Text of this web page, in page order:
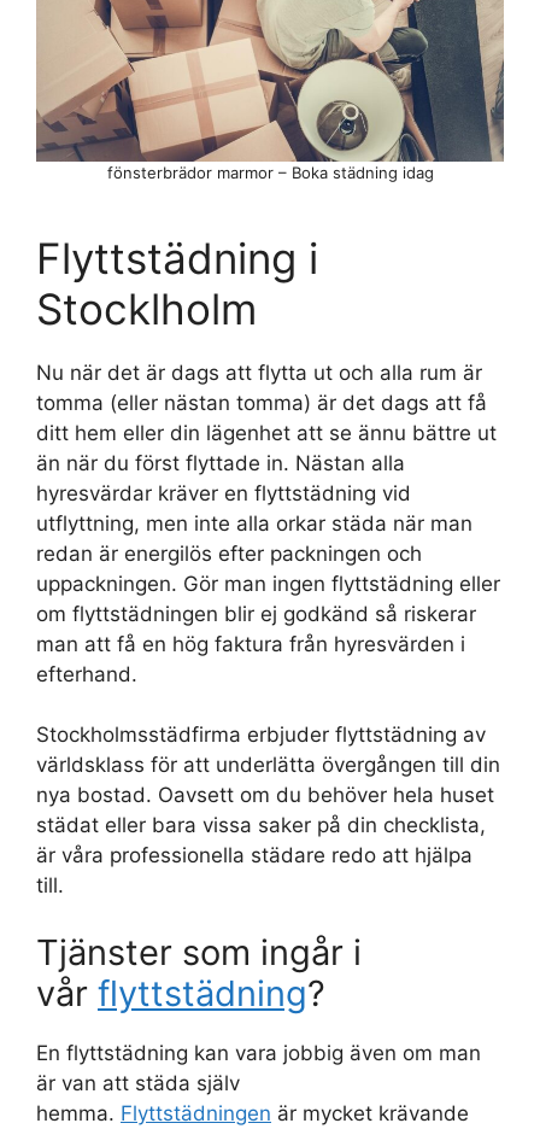
Flyttstädning i
Stocklholm
Nu när det är dags att flytta ut och alla rum är
tomma (eller nästan tomma) är det dags att få
ditt hem eller din lägenhet att se ännu bättre ut
än när du först flyttade in. Nästan alla
hyresvärdar kräver en flyttstädning vid
utflyttning, men inte alla orkar städa när man
redan är energilös efter packningen och
uppackningen. Gör man ingen flyttstädning eller
om flyttstädningen blir ej godkänd så riskerar
man att få en hög faktura från hyresvärden i
efterhand.
Stockholmsstädfirma erbjuder flyttstädning av
världsklass för att underlätta övergången till din
nya bostad. Oavsett om du behöver hela huset
städat eller bara vissa saker på din checklista,
är våra professionella städare redo att hjälpa
till.
Tjänster som ingår i
vår flyttstädning?
En flyttstädning kan vara jobbig även om man
är van att städa själv
hemma. Flyttstädningen är mycket krävande
fönsterbrädor marmor – Boka städning idag